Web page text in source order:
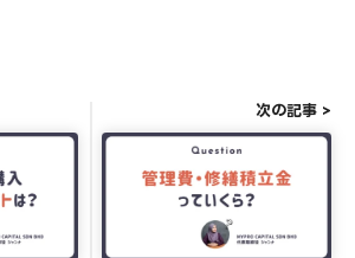
次の記事 >